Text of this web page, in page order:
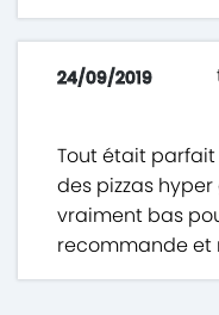
24/09/2019
Tout était
des pizzas
vraiment bas
recommande et